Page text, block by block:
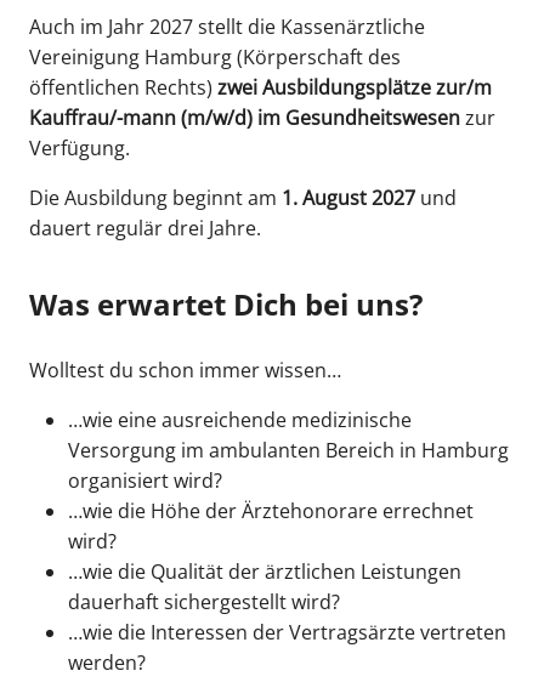
Auch im Jahr 2027 stellt die Kassenärztliche
Vereinigung Hamburg (Körperschaft des
öffentlichen Rechts) zwei Ausbildungsplätze zur/m
Kauffrau/-mann (m/w/d) im Gesundheitswesenzur
Verfügung.
Die Ausbildung beginnt am 1. August 2027 und
dauert regulär drei Jahre.
Was erwartet Dich bei uns?
Wolltest du schon immer wissen…
…wie eine ausreichende medizinische
Versorgung im ambulanten Bereich in Hamburg
organisiert wird?
…wie die Höhe der Ärztehonorare errechnet
wird?
…wie die Qualität der ärztlichen Leistungen
dauerhaft sichergestellt wird?
…wie die Interessen der Vertragsärzte vertreten
werden?